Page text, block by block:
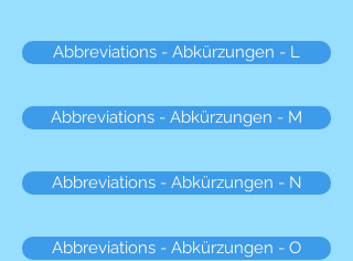
Abbreviations - Abkürzungen - L
Abbreviations - Abkürzungen - M
Abbreviations - Abkürzungen - N
Abbreviations - Abkürzungen - O